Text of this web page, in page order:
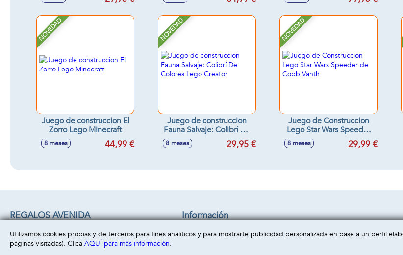
NOVEDAD
Juego de construccion El
Zorro Lego Minecraft
8 meses 44,99 €
NOVEDAD
Juego de construccion
Fauna Salvaje: Colibrí De
Colores Lego Creator
8 meses 29,95 €
NOVEDAD
Juego de Construccion
Lego Star Wars Speeder
de Cobb Vanth
8 meses 29,99 €
REGALOS AVENIDA
45860 -Villacañas( Toledo )
669493499
Información
Política de privacidad
Utilizamos cookies propias y de terceros para fines analíticos y para mostrarte publicidad personalizada en base a un perfil
páginas visitadas). Clica AQUÍ para más información.